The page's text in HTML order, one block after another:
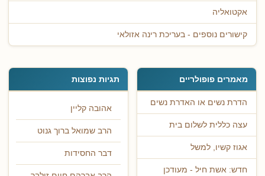
אקטואליה
קישורים נוספים - בעריכת רינה אזולאי
מאמרים פופולריים
הדרת נשים או האדרת נשים
עצה כללית לשלום בית
אגוז קשיו, למשל
חדש: אשת חיל - מעודכן
תגיות נפוצות
אהובה קליין
הרב שמואל ברוך גנוט
דבר החסידות